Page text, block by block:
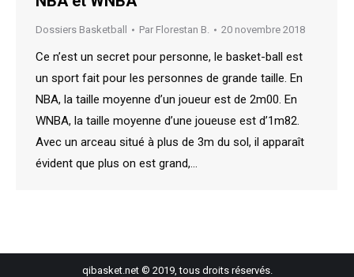
Dossiers Basketball Par Florestan B. 20 novembre 2018
Ce n’est un secret pour personne, le basket-ball est
un sport fait pour les personnes de grande taille. En
NBA, la taille moyenne d’un joueur est de 2m00. En
WNBA, la taille moyenne d’une joueuse est d’1m82.
Avec un arceau situé à plus de 3m du sol, il apparaît
évident que plus on est grand,…
qibasket.net © 2019, tous droits réservés.